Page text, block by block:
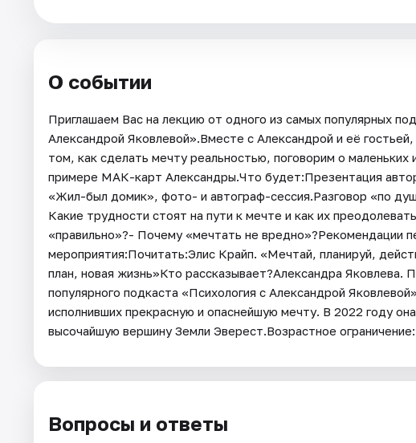
О событии
Приглашаем Вас на лекцию от одного из самых популярных
Александрой Яковлевой».Вместе с Александрой и её
том, как сделать мечту реальностью, поговорим о
примере МАК-карт Александры.Что будет:Презентация
«Жил-был домик», фото- и автограф-сессия.Разговор «по
Какие трудности стоят на пути к мечте и как их
«правильно»?- Почему «мечтать не вредно»?Рекомендации
мероприятия:Почитать:Элис Крайп. «Мечтай, планируй,
план, новая жизнь»Кто рассказывает?Александра Яковлева.
популярного подкаста «Психология с Александрой
исполнивших прекрасную и опаснейшую мечту. В 2022 году
высочайшую вершину Земли Эверест.Возрастное ограничение:
Вопросы и ответы